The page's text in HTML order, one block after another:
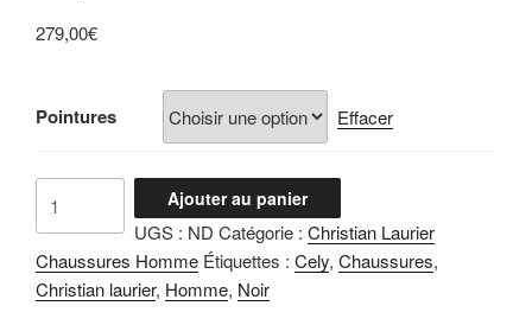
279,00€
Pointures Effacer
Noir
Ajouter au panier
UGS : ND Catégorie : Christian Laurier
Chaussures Homme Étiquettes : Cely, Chaussures,
Christian laurier, Homme, Noir